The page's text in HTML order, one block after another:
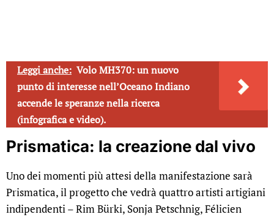
Leggi anche: Volo MH370: un nuovo
punto di interesse nell’Oceano Indiano
accende le speranze nella ricerca
(infografica e video).
Prismatica: la creazione dal vivo
Uno dei momenti più attesi della manifestazione sarà
Prismatica, il progetto che vedrà quattro artisti artigiani
indipendenti – Rim Bürki, Sonja Petschnig, Félicien